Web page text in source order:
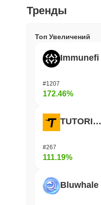
Тренды
Топ Увеличений
Immunefi
#1207
172.46%
TUTORIAL
#267
111.19%
Bluwhale